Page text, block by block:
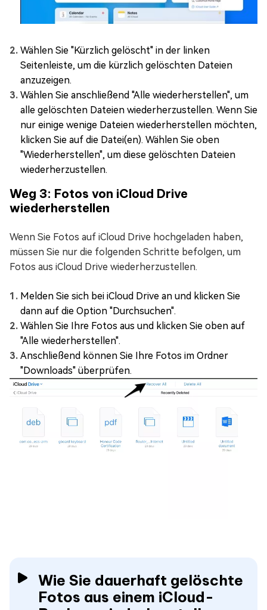
Wählen Sie "Kürzlich gelöscht" in der linken
Seitenleiste, um die kürzlich gelöschten Dateien
anzuzeigen.
Wählen Sie anschließend "Alle wiederherstellen", um
alle gelöschten Dateien wiederherzustellen. Wenn Sie
nur einige wenige Dateien wiederherstellen möchten,
klicken Sie auf die Datei(en). Wählen Sie oben
"Wiederherstellen", um diese gelöschten Dateien
wiederherzustellen.
Weg 3: Fotos von iCloud Drive
wiederherstellen
Wenn Sie Fotos auf iCloud Drive hochgeladen haben,
müssen Sie nur die folgenden Schritte befolgen, um
Fotos aus iCloud Drive wiederherzustellen.
Melden Sie sich bei iCloud Drive an und klicken Sie
dann auf die Option "Durchsuchen".
Wählen Sie Ihre Fotos aus und klicken Sie oben auf
"Alle wiederherstellen".
Anschließend können Sie Ihre Fotos im Ordner
"Downloads" überprüfen.
Wie Sie dauerhaft gelöschte
Fotos aus einem iCloud-